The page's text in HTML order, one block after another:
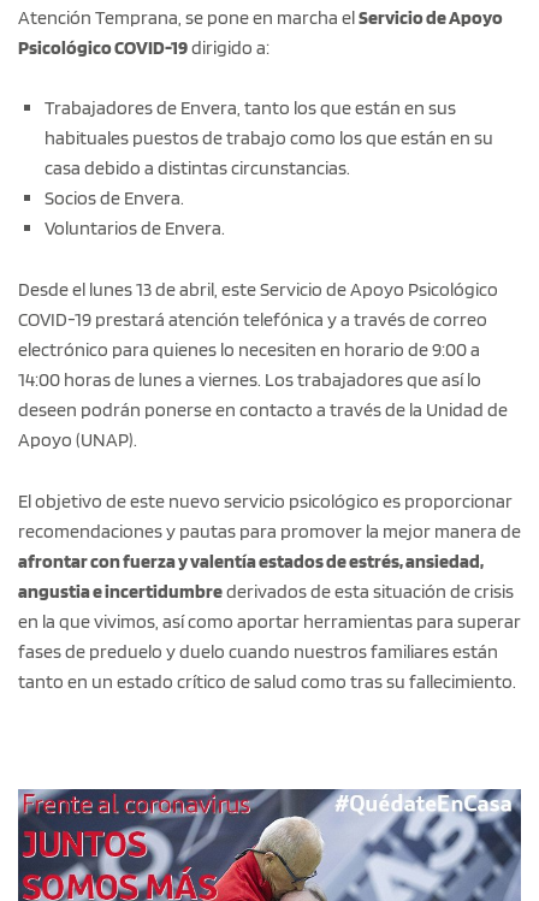
Atención Temprana, se pone en marcha elServicio de Apoyo
Psicológico COVID-19dirigido a:
Trabajadores de Envera, tanto los que están en sus
habituales puestos de trabajo como los que están en su
casa debido a distintas circunstancias.
Socios de Envera.
Voluntarios de Envera.
Desde el lunes 13 de abril, este Servicio de Apoyo Psicológico
COVID-19 prestará atención telefónica y a través de correo
electrónico para quienes lo necesiten en horario de 9:00 a
14:00 horas de lunes a viernes. Los trabajadores que así lo
deseen podrán ponerse en contacto a través de la Unidad de
Apoyo (UNAP).
El objetivo de este nuevo servicio psicológico es proporcionar
recomendaciones y pautas para promover la mejor manera de
afrontar con fuerza y valentía estados de estrés, ansiedad,
angustia e incertidumbrederivados de esta situación de crisis
en la que vivimos, así como aportar herramientas para superar
fases de preduelo y duelo cuando nuestros familiares están
tanto en un estado crítico de salud como tras su fallecimiento.